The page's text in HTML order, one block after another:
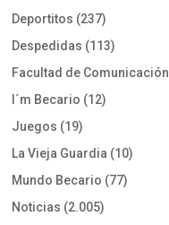
Deportitos (237)
Despedidas (113)
Facultad de Comunicación
I´m Becario (12)
Juegos (19)
La Vieja Guardia (10)
Mundo Becario (77)
Noticias (2.005)